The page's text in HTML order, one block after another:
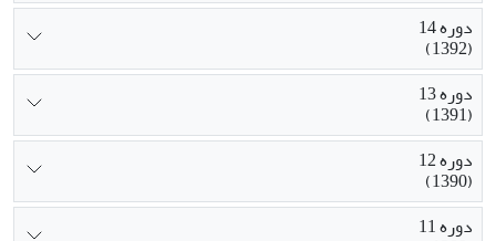
دوره 14
(1392)
دوره 13
(1391)
دوره 12
(1390)
دوره 11